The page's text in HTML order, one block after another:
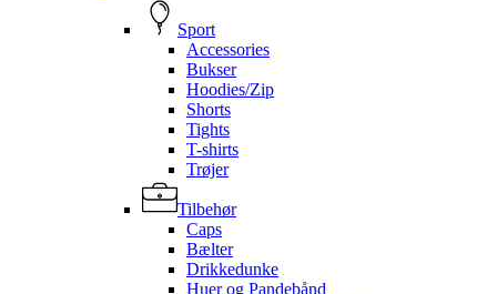
Sport
Accessories
Bukser
Hoodies/Zip
Shorts
Tights
T-shirts
Trøjer
Tilbehør
Caps
Bælter
Drikkedunke
Huer og Pandebånd